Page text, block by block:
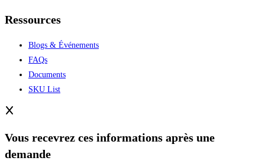
Ressources
Blogs & Événements
FAQs
Documents
SKU List
Vous recevrez ces informations après une
demande